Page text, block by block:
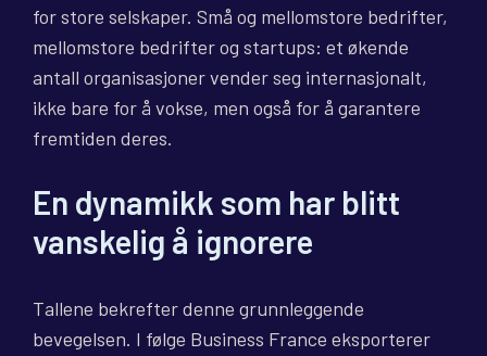
for store selskaper. Små og mellomstore bedrifter,
mellomstore bedrifter og startups: et økende
antall organisasjoner vender seg internasjonalt,
ikke bare for å vokse, men også for å garantere
fremtiden deres.
En dynamikk som har blitt
vanskelig å ignorere
Tallene bekrefter denne grunnleggende
bevegelsen. I følge Business France eksporterer